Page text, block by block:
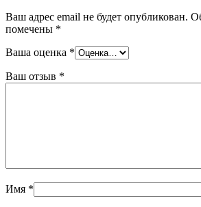
Ваш адрес email не будет опубликован.
помечены *
Ваша оценка *
Ваш отзыв *
Имя *